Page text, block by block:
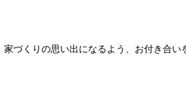
づくりの思い出になるよう、お付き合